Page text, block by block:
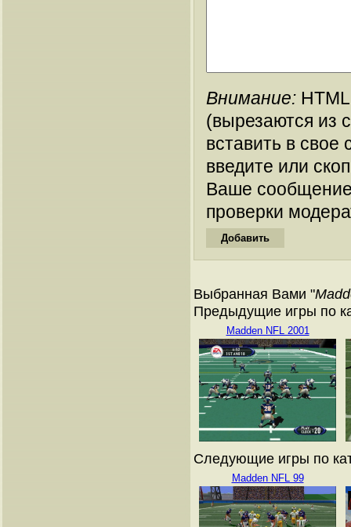
Внимание:
(вырезаются из
вставить в
введите или
Ваше
проверки
Выбранная Вами "
Предыдущие игры по
Madden NFL 2001
Следующие игры по
Madden NFL 99